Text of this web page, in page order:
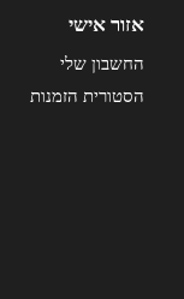
אזור אישי
החשבון שלי
הסטורית הזמנות